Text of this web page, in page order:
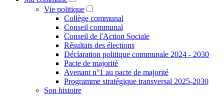
Vie politique
Collège communal
Conseil communal
Conseil de l'Action Sociale
Résultats des élections
Déclaration politique communale 2024 - 2030
Pacte de majorité
Avenant n°1 au pacte de majorité
Programme stratégique transversal 2025-2030
Son histoire